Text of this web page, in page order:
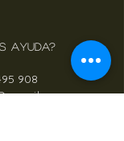
AYUDA?
908